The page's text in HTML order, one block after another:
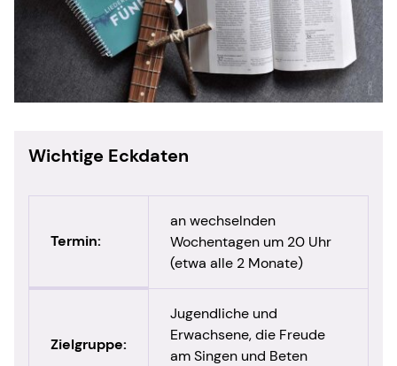
Wichtige Eckdaten
Termin:
an wechselnden
Wochentagen um 20 Uhr
(etwa alle 2 Monate)
Zielgruppe:
Jugendliche und
Erwachsene, die Freude
am Singen und Beten